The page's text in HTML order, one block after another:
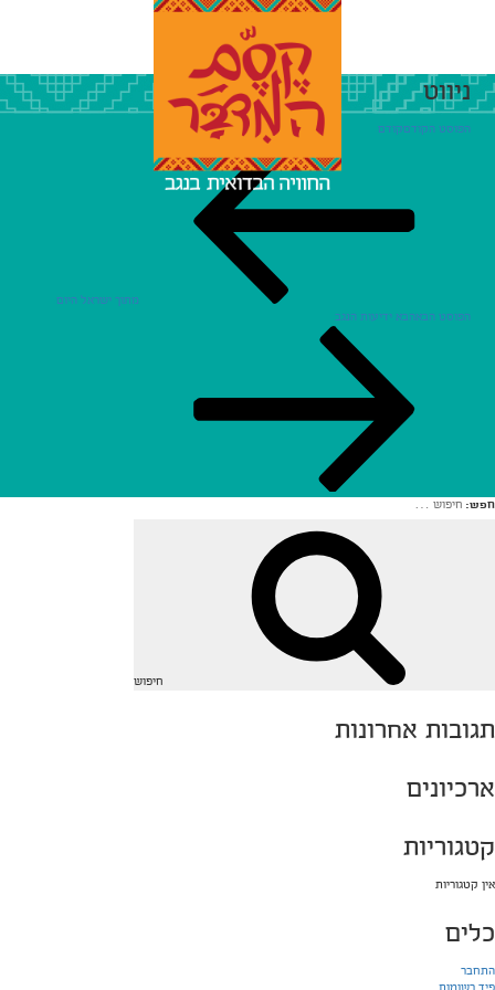
ניווט
הפוסט הקודםקודם
מתוך ישראל היום
הפוסט הבאהבא ידיעות הנגב
חפש:
חיפוש
תגובות אחרונות
ארכיונים
קטגוריות
אין קטגוריות
כלים
התחבר